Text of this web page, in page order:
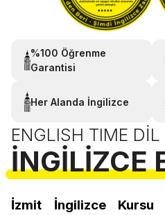
%100 Öğrenme
Garantisi
Her Alanda İngilizce
ENGLISH TIME
İNGILIZCE
İzmit İngilizce